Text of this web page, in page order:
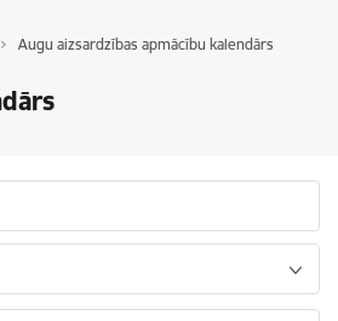
Augu aizsardzības apmācību kalendārs